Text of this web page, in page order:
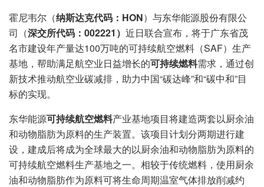
霍尼韦尔（纳斯达克代码：HON）与东华能源股份有限公
司（深交所代码：002221） 近日联合宣布，将于广东省茂
名市建设年产量达100万吨的可持续航空燃料（SAF）生产
基地，帮助满足航空业日益增长的可持续燃料需求，通过创
新技术推动航空业碳减排，助力中国“碳达峰”和“碳中和”目
标的实现。
东华能源可持续航空燃料产业基地项目将建造两套以厨余油
和动物脂肪为原料的生产装置。该项目计划分两期进行建
设，建成后将成为全球最大的以厨余油和动物脂肪为原料的
可持续航空燃料生产基地之一。相较于传统燃料，使用厨余
油和动物脂肪作为原料可将生命周期温室气体排放削减约